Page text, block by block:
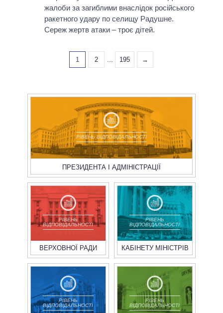
жалоби за загиблими внаслідок російського
ракетного удару по селищу Радушне.
Сереж жертв атаки – троє дітей.
1 2 ... 195 →
РІВЕНЬ ВІДПОВІДАЛЬНОСТІ
ПРЕЗИДЕНТА І АДМІНІСТРАЦІЇ
РІВЕНЬ
ВІДПОВІДАЛЬНОСТІ
ВЕРХОВНОЇ РАДИ
РІВЕНЬ
ВІДПОВІДАЛЬНОСТІ
КАБІНЕТУ МІНІСТРІВ
РІВЕНЬ
ВІДПОВІДАЛЬНОСТІ
РІВЕНЬ
ВІДПОВІДАЛЬНОСТІ